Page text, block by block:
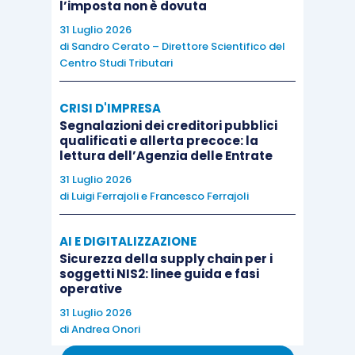
assumere la denominazione di ETS (e
più soloASD);
iscriversi nel registro Unico del Terzo
Settore (diventando quindi a questo
punto rilevante l’iscrizione nel registro
CONI solo ai fini del riconoscimento della
dellecategorie “tipizzate”
ricordiamo, sono quelle di ODV, APS, enti
filantropici, imprese sociali, reti
associative, società di mutuo soccorso
ed enti “residuali”);
applicare il regime fiscale di cui
all’articolo 79 del D.Lgs. 117/2017
l’imposta non è dovuta
31 Luglio 2026
di Sandro Cerato – Direttore Scientifico del
Centro Studi Tributari
CRISI D'IMPRESA
Segnalazioni dei creditori pubblici
qualificati e allerta precoce: la
lettura dell’Agenzia delle Entrate
31 Luglio 2026
di Luigi Ferrajolie Francesco Ferrajoli
AI E DIGITALIZZAZIONE
Sicurezza della supply chain per i
soggetti NIS2: linee guida e fasi
operative
31 Luglio 2026
diAndrea Onori